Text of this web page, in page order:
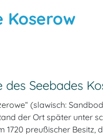
Koserow
des Seebades
(slawisch:
der Ort später unter
1720 preußischer Besitz,